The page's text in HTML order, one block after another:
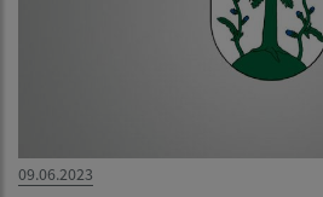
09.06.2023